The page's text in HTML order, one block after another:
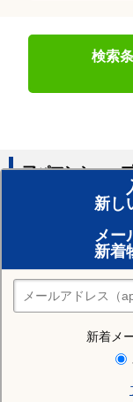
検索
新し
メー
新着
新着メ
アパマンショッ
賃貸のプロがお部屋
おまかせ物件リク
住みたい街の店舗を
店舗検索